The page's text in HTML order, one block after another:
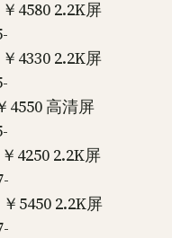
4580 2.2K屏
4330 2.2K屏
高清屏
4250 2.2K屏
5450 2.2K屏